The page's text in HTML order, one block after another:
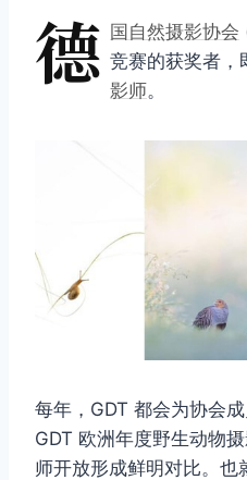
德 国自然摄影协会
竞赛的获奖者
影师。
每年，GDT 都会为协会
GDT 欧洲年度野生动物
师开放形成鲜明对比。也